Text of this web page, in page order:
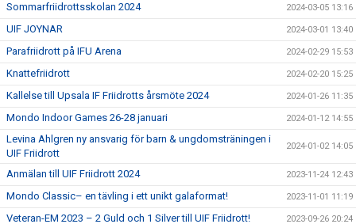
Sommarfriidrottsskolan 2024 2024-03-05 13:16
UIF JOYNAR 2024-03-01 13:40
Parafriidrott på IFU Arena 2024-02-29 15:53
Knattefriidrott 2024-02-20 15:25
Kallelse till Upsala IF Friidrotts årsmöte 2024 2024-01-26 11:35
Mondo Indoor Games 26-28 januari 2024-01-12 14:55
Levina Ahlgren ny ansvarig för barn & ungdomsträningen i
UIF Friidrott
2024-01-02 14:05
Anmälan till UIF Friidrott 2024 2023-11-24 12:43
Mondo Classic– en tävling i ett unikt galaformat! 2023-11-01 11:19
Veteran-EM 2023 – 2 Guld och 1 Silver till UIF Friidrott! 2023-09-26 20:24